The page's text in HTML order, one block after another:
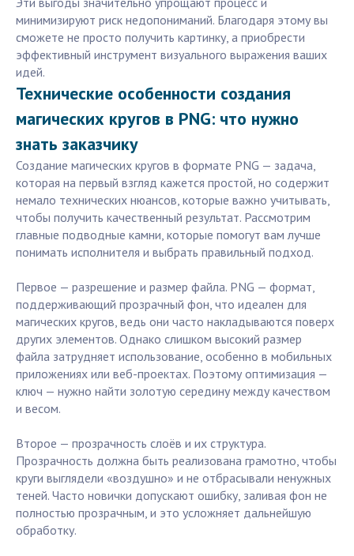
минимизируют риск недопониманий. Благодаря этому вы
сможете не просто получить картинку, а приобрести
эффективный инструмент визуального выражения ваших
идей.
Технические особенности создания
магических кругов в PNG: что нужно
знать заказчику
Создание магических кругов в формате PNG — задача,
которая на первый взгляд кажется простой, но содержит
немало технических нюансов, которые важно учитывать,
чтобы получить качественный результат. Рассмотрим
главные подводные камни, которые помогут вам лучше
понимать исполнителя и выбрать правильный подход.
Первое — разрешение и размер файла. PNG — формат,
поддерживающий прозрачный фон, что идеален для
магических кругов, ведь они часто накладываются поверх
других элементов. Однако слишком высокий размер
файла затрудняет использование, особенно в мобильных
приложениях или веб-проектах. Поэтому оптимизация —
ключ — нужно найти золотую середину между качеством
и весом.
Второе — прозрачность слоёв и их структура.
Прозрачность должна быть реализована грамотно, чтобы
круги выглядели «воздушно» и не отбрасывали ненужных
теней. Часто новички допускают ошибку, заливая фон не
полностью прозрачным, и это усложняет дальнейшую
обработку.